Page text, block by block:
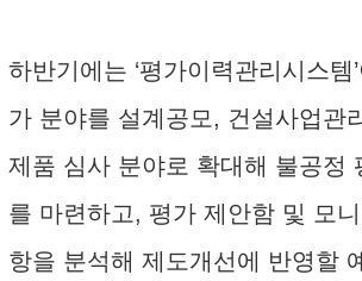
하반기에는 ‘평가이력관리시스템
가 분야를 설계공모, 건설사업관
제품 심사 분야로 확대해 불공정
를 마련하고, 평가 제안함 및 모
항을 분석해 제도개선에 반영할